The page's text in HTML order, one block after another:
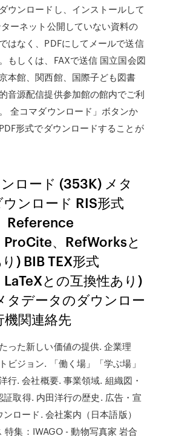
ウンロードし、インストールして
ーネット公開していない資料の
はなく、PDFにしてメールで送信
もしくは、FAXで送信 国立国会図
本館、関西館、国際子ども図書
音源配信提供参加館の館内でご利
全コマダウンロード」ボタンか
形式でダウンロードすることが
ロード (353K) メタ
ンロード RIS形式
Reference
、RefWorksと
) BIB TEX形式
との互換性あり)
タデータのダウンロー
機関連絡先
った新しい価値の提供. 企業理
ビジョン. 「働く場」「学ぶ場」
行. 会社概要. 事業領域. 組織図・
取得. 内田洋行の歴史. 広告・宣
ロード. 会社案内（日本語版）
特集：IWAGO - 動物写真家 岩合